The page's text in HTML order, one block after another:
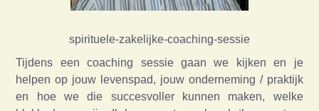
spirituele-zakelijke-coaching-sessie
Tijdens een coaching sessie gaan we kijken en je
helpen op jouw levenspad, jouw onderneming / praktijk
en hoe we die succesvoller kunnen maken, welke